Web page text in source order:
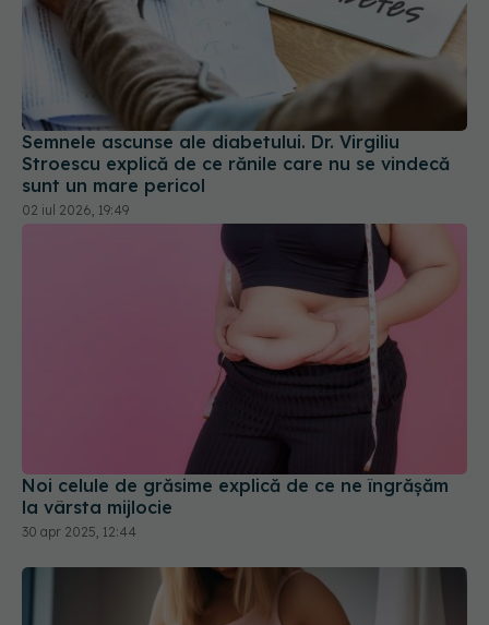
Semnele ascunse ale diabetului. Dr. Virgiliu
Stroescu explică de ce rănile care nu se vindecă
sunt un mare pericol
02 iul 2026, 19:49
Noi celule de grăsime explică de ce ne îngrășăm
la vârsta mijlocie
30 apr 2025, 12:44